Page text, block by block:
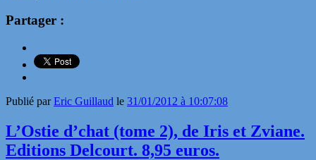
Partager :
Publié parEric Guillaud le 31/01/2012 à 10:07:08
L’Ostie d’chat (tome 2), de Iris et Zviane.
Editions Delcourt. 8,95 euros.